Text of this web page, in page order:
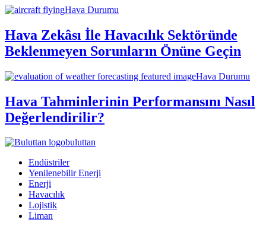
Hava Durumu
Hava Zekâsı İle Havacılık Sektöründe
Beklenmeyen Sorunların Önüne Geçin
Hava Durumu
Hava Tahminlerinin Performansını Nasıl
Değerlendirilir?
buluttan
Endüstriler
Yenilenebilir Enerji
Enerji
Havacılık
Lojistik
Liman